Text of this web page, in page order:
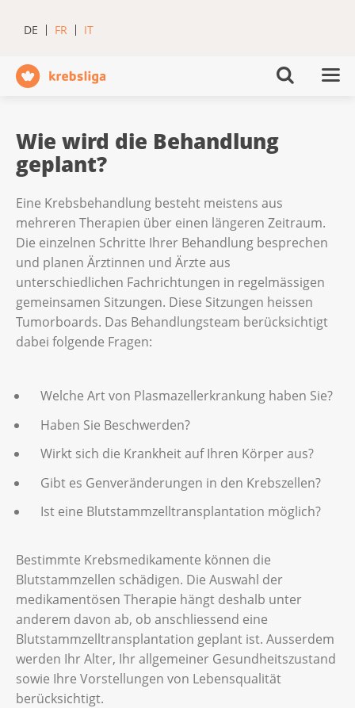
DE FR IT
Wie wird die Behandlung
geplant?
Eine Krebsbehandlung besteht meistens aus
mehreren Therapien über einen längeren Zeitraum.
Die einzelnen Schritte Ihrer Behandlung besprechen
und planen Ärztinnen und Ärzte aus
unterschiedlichen Fachrichtungen in regelmässigen
gemeinsamen Sitzungen. Diese Sitzungen heissen
Tumorboards. Das Behandlungsteam berücksichtigt
dabei folgende Fragen:
Welche Art von Plasmazellerkrankung haben Sie?
Haben Sie Beschwerden?
Wirkt sich die Krankheit auf Ihren Körper aus?
Gibt es Genveränderungen in den Krebszellen?
Ist eine Blutstammzelltransplantation möglich?
Bestimmte Krebsmedikamente können die
Blutstammzellen schädigen. Die Auswahl der
medikamentösen Therapie hängt deshalb unter
anderem davon ab, ob anschliessend eine
Blutstammzelltransplantation geplant ist. Ausserdem
werden Ihr Alter, Ihr allgemeiner Gesundheitszustand
sowie Ihre Vorstellungen von Lebensqualität
berücksichtigt.